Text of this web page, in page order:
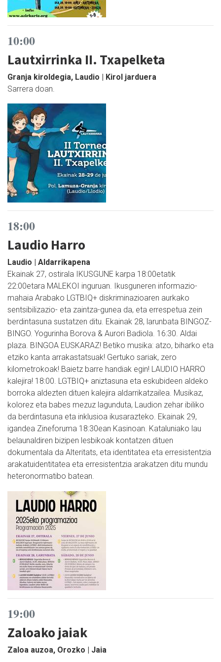
10:00
Lautxirrinka II. Txapelketa
Granja kiroldegia, Laudio | Kirol jarduera
Sarrera doan.
18:00
Laudio Harro
Laudio | Aldarrikapena
Ekainak 27, ostirala IKUSGUNE karpa 18:00etatik
22:00etara MALEKOI inguruan. Ikusguneren informazio-
mahaia Arabako LGTBIQ+ diskriminazioaren aurkako
sentsibilizazio- eta zaintza-gunea da, eta errespetua zein
berdintasuna sustatzen ditu. Ekainak 28, larunbata BINGOZ-
BINGO. Yogurinha Borova & Aurori Badiola. 16:30. Aldai
plaza. BINGOA EUSKARAZ! Betiko musika: atzo, biharko eta
etziko kanta arrakastatsuak! Gertuko sariak, zero
kilometrokoak! Baietz barre handiak egin! LAUDIO HARRO
kalejira! 18:00. LGTBIQ+ aniztasuna eta eskubideen aldeko
borroka aldezten dituen kalejira aldarrikatzailea. Musikaz,
kolorez eta babes mezuz lagunduta, Laudion zehar ibiliko
da berdintasuna eta inklusioa ikusarazteko. Ekainak 29,
igandea Zineforuma 18:30ean Kasinoan. Kataluniako lau
belaunaldiren bizipen lesbikoak kontatzen dituen
dokumentala da Alteritats, eta identitatea eta erresistentzia
arakatuidentitatea eta erresistentzia arakatzen ditu mundu
heteronormatibo batean.
19:00
Zaloako jaiak
Zaloa auzoa, Orozko | Jaia